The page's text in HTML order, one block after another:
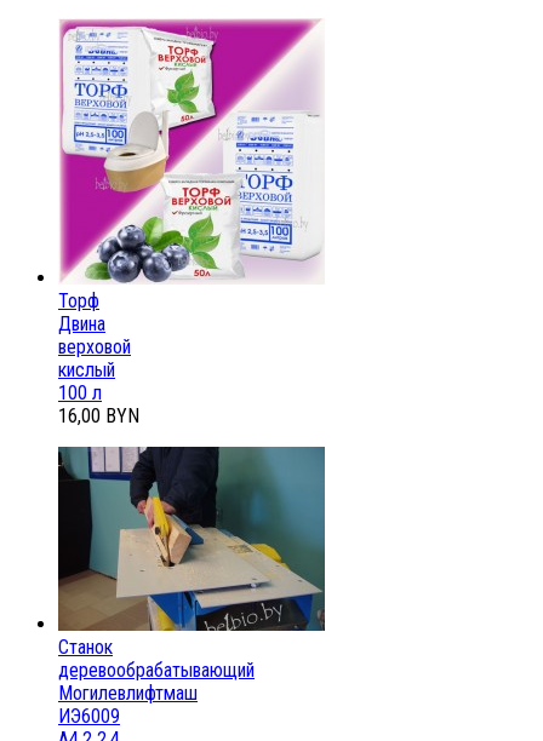
Торф
Двина
верховой
кислый
100 л
16,00 BYN
Станок
деревообрабатывающий
Могилевлифтмаш
ИЭ6009